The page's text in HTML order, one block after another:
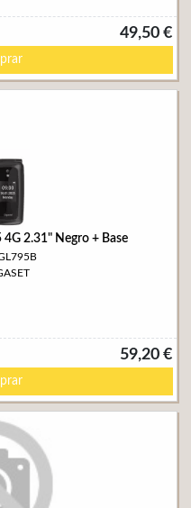
49,50 €
2.31" Negro + Base
59,20 €